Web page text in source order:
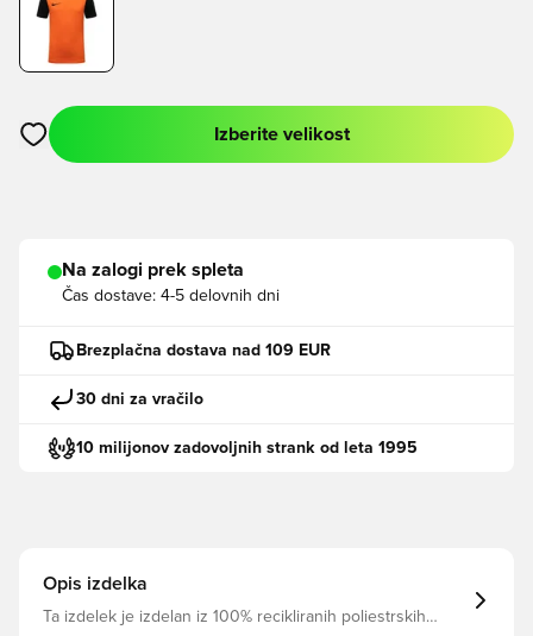
Odpre Modal za prijavo ali vpis kot član
Izberite velikost
Na zalogi prek spleta
Čas dostave: 4-5 delovnih dni
Brezplačna dostava nad 109 EUR
30 dni za vračilo
10 milijonov zadovoljnih strank od leta 1995
Opis izdelka
Ta izdelek je izdelan iz 100% recikliranih poliestrskih